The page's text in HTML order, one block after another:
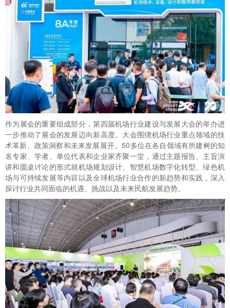
作为展会的重要组成部分，第四届机场行业建设与发展大会的举办进
一步推动了展会的发展迈向新高度。大会围绕机场行业重点领域的技
术革新、政策洞察和未来发展展开。50多位在各自领域有所建树的知
名专家、学者、单位代表和企业家齐聚一堂，通过主题报告、主旨演
讲和圆桌讨论的形式就机场规划设计、智慧机场数字化转型、绿色机
场与可持续发展等内容以及全球机场行业合作的新趋势和实践，深入
探讨行业共同面临的机遇、挑战以及未来民航发展趋势。